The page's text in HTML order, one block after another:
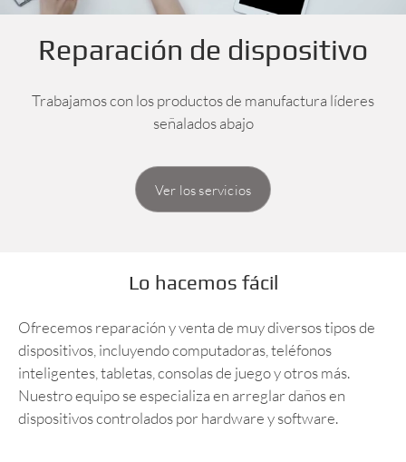
Reparación de dispositivo
Trabajamos con los productos de manufactura líderes
señalados abajo
Ver los servicios
Lo hacemos fácil
Ofrecemos reparación y venta de muy diversos tipos de
dispositivos, incluyendo computadoras, teléfonos
inteligentes, tabletas, consolas de juego y otros más.
Nuestro equipo se especializa en arreglar daños en
dispositivos controlados por hardware y software.